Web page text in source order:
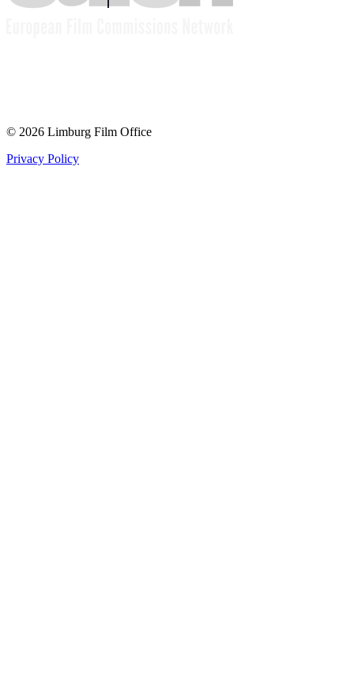
© 2026 Limburg Film Office
Privacy Policy